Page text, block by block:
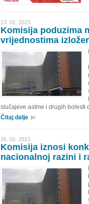
13. 02. 2023.
Komisija poduzima
vrijednostima
slučajeve astme i drugih bolesti
Čitaj dalje
26. 01. 2023.
Komisija iznosi
nacionalnoj razini i